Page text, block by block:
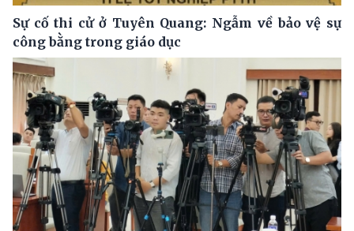
Sự cố thi cử ở Tuyên Quang: Ngẫm về bảo vệ sự
công bằng trong giáo dục